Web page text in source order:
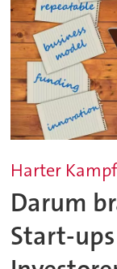
Harter
Darum
Start-